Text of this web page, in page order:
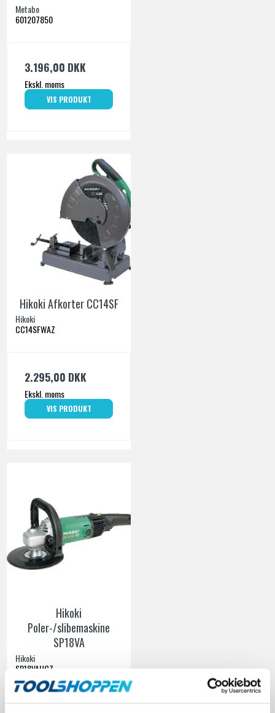
Metabo
601207850
3.196,00 DKK
Ekskl. moms
VIS PRODUKT
Hikoki Afkorter CC14SF
Hikoki
CC14SFWAZ
2.295,00 DKK
Ekskl. moms
VIS PRODUKT
Hikoki
Poler-/slibemaskine
SP18VA
Hikoki
SP18VAUCZ